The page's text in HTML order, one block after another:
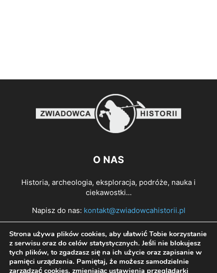
O NAS
Historia, archeologia, eksploracja, podróże, nauka i
ciekawostki...
Napisz do nas: kontakt@zwiadowcahistorii.pl
PODĄŻAJ ZA NAMI
Strona używa plików cookies, aby ułatwić Tobie korzystanie
z serwisu oraz do celów statystycznych. Jeśli nie blokujesz
tych plików, to zgadzasz się na ich użycie oraz zapisanie w
pamięci urządzenia. Pamiętaj, że możesz samodzielnie
zarządzać cookies, zmieniając ustawienia przeglądarki